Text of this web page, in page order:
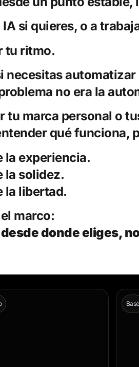
si quieres, o a
tu ritmo.
necesitas
no era la
tu marca personal o
qué funciona,
la experiencia.
la solidez.
la libertad.
marco:
donde eliges,
Base